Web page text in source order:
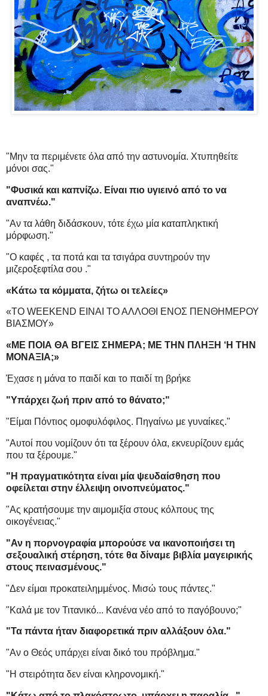
"Μην τα περιμένετε όλα από την αστυνομία. Χτυπηθείτε
μόνοι σας."
"Φυσικά και καπνίζω. Είναι πιο υγιεινό από το να
αναπνέω."
"Αν τα λάθη διδάσκουν, τότε έχω μία καταπληκτική
μόρφωση."
"Ο καφές , τα ποτά και τα τσιγάρα συντηρούν την
μιζεροξεφτίλα σου ."
«Kάτω τα κόμματα, ζήτω οι τελείες»
«ΤΟ WEEKEND ΕΙΝΑΙ ΤΟ ΑΛΛΟΘΙ ΕΝΟΣ ΠΕΝΘΗΜΕΡΟΥ
ΒΙΑΣΜΟΥ»
«ΜΕ ΠΟΙΑ ΘΑ ΒΓΕΙΣ ΣΗΜΕΡΑ; ΜΕ ΤΗΝ ΠΛΗΞΗ ‘Η ΤΗΝ
ΜΟΝΑΞΙΑ;»
Έχασε η μάνα το παιδί και το παιδί τη βρήκε
"Υπάρχει ζωή πριν από το θάνατο;"
"Είμαι Πόντιος ομοφυλόφιλος. Πηγαίνω με γυναίκες."
"Αυτοί που νομίζουν ότι τα ξέρουν όλα, εκνευρίζουν εμάς
που τα ξέρουμε."
"Η πραγματικότητα είναι μία ψευδαίσθηση που
οφείλεται στην έλλειψη οινοπνεύματος."
"Ας κρατήσουμε την αιμομιξία στους κόλπους της
οικογένειας."
"Αν η πορνογραφία μπορούσε να ικανοποιήσει τη
σεξουαλική στέρηση, τότε θα δίναμε βιβλία μαγειρικής
στους πεινασμένους."
"Δεν είμαι προκατειλημμένος. Μισώ τους πάντες."
"Καλά με τον Τιτανικό... Κανένα νέο από το παγόβουνο;"
"Τα πάντα ήταν διαφορετικά πριν αλλάξουν όλα."
"Αν ο Θεός υπάρχει είναι δικό του πρόβλημα."
"Η στειρότητα δεν είναι κληρονομική."